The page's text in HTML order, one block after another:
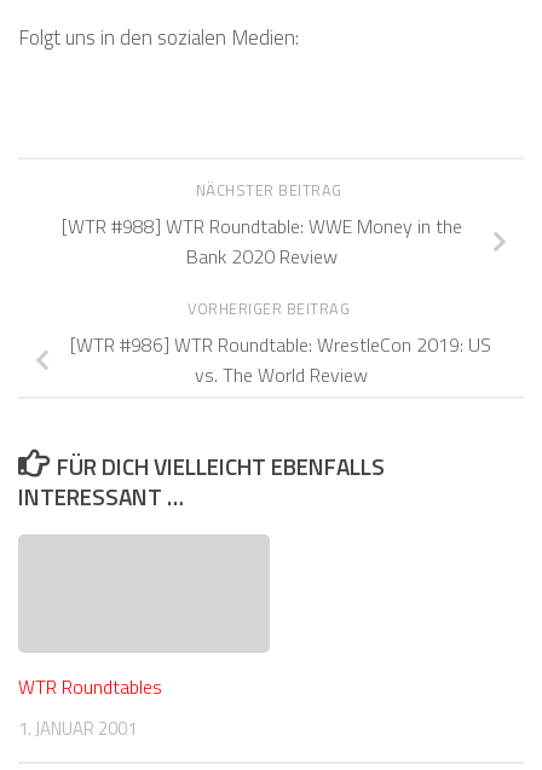
Folgt uns in den sozialen Medien:
NÄCHSTER BEITRAG
[WTR #988] WTR Roundtable: WWE Money in the
Bank 2020 Review
VORHERIGER BEITRAG
[WTR #986] WTR Roundtable: WrestleCon 2019: US
vs. The World Review
FÜR DICH VIELLEICHT EBENFALLS
INTERESSANT …
WTR Roundtables
1. JANUAR 2001